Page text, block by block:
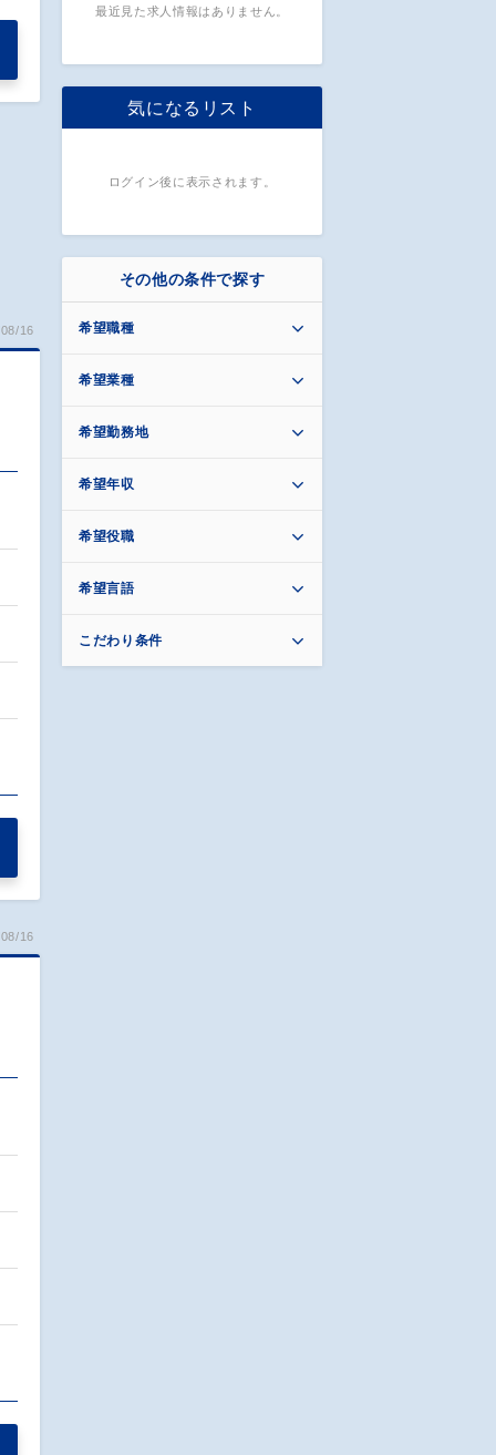
16
16
最近見た求人情報はありません。
気になるリスト
ログイン後に表示されます。
その他の条件で探す
希望職種
希望業種
希望勤務地
希望年収
希望役職
希望言語
こだわり条件